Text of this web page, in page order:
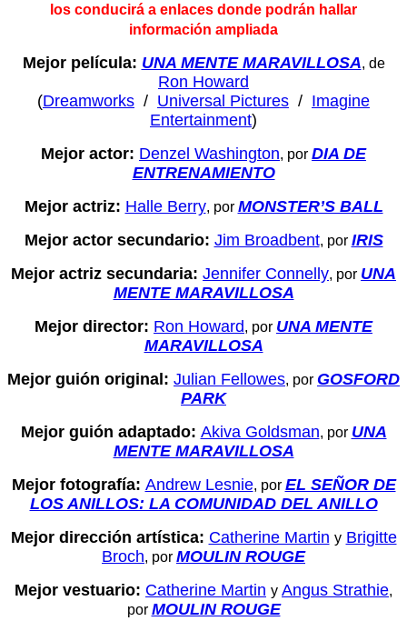
los conducirá a enlaces donde podrán hallar
información ampliada
Mejor película: UNA MENTE MARAVILLOSA, de
Ron Howard
(Dreamworks / Universal Pictures / Imagine
Entertainment)
Mejor actor: Denzel Washington, por DIA DE
ENTRENAMIENTO
Mejor actriz: Halle Berry, por MONSTER’S BALL
Mejor actor secundario: Jim Broadbent, por IRIS
Mejor actriz secundaria: Jennifer Connelly, por UNA
MENTE MARAVILLOSA
Mejor director: Ron Howard, por UNA MENTE
MARAVILLOSA
Mejor guión original: Julian Fellowes, por GOSFORD
PARK
Mejor guión adaptado: Akiva Goldsman, por UNA
MENTE MARAVILLOSA
Mejor fotografía: Andrew Lesnie, por EL SEÑOR DE
LOS ANILLOS: LA COMUNIDAD DEL ANILLO
Mejor dirección artística: Catherine Martin y Brigitte
Broch, por MOULIN ROUGE
Mejor vestuario: Catherine Martin y Angus Strathie,
por MOULIN ROUGE